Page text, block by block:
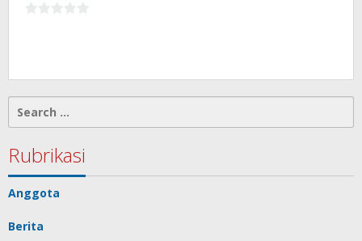
5
for:
Rubrikasi
Anggota
Berita